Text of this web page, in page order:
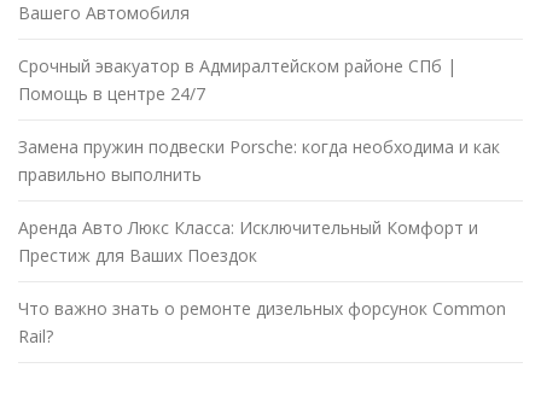
Вашего Автомобиля
Срочный эвакуатор в Адмиралтейском районе СПб |
Помощь в центре 24/7
Замена пружин подвески Porsche: когда необходима и как
правильно выполнить
Аренда Авто Люкс Класса: Исключительный Комфорт и
Престиж для Ваших Поездок
Что важно знать о ремонте дизельных форсунок Common
Rail?